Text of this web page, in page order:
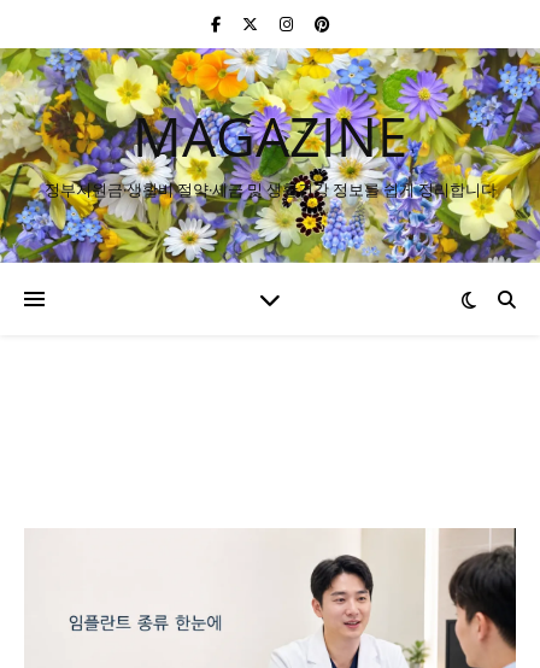
MAGAZINE
정부지원금·생활비 절약·세금 및 생활건강 정보를 쉽게 정리합니다